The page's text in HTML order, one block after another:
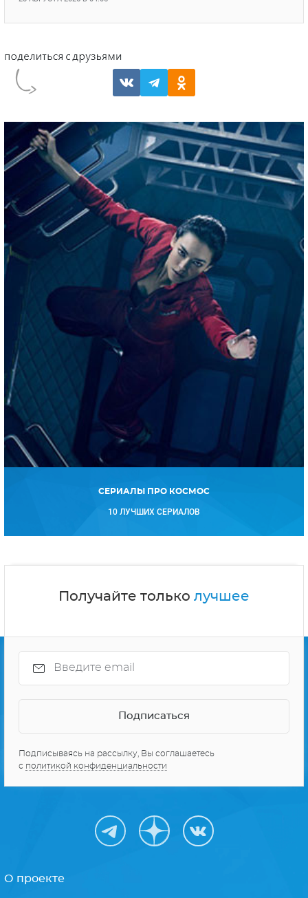
СЕРИАЛЫ ПРО КОСМОС
10 ЛУЧШИХ СЕРИАЛОВ
Получайте только лучшее
Подписываясь на рассылку, Вы соглашаетесь
с политикой конфиденциальности
О проекте